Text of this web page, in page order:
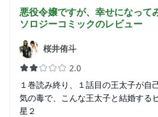
悪役令嬢ですが、幸せになっ
ソロジーコミックのレビュー
桜井侑斗
2.0
１巻読み終り、１話目の王太子が自
気の毒で、こんな王太子と結婚する
星２